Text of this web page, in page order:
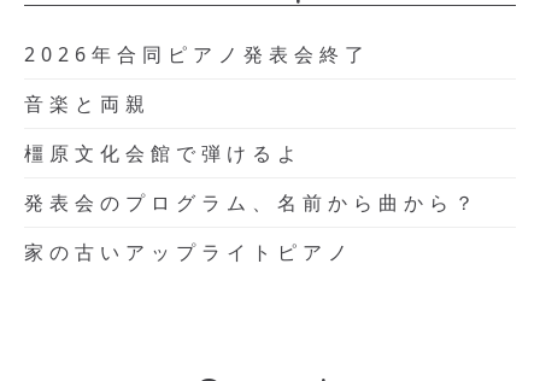
2026年合同ピアノ発表会終了
音楽と両親
橿原文化会館で弾けるよ
発表会のプログラム、名前から曲から？
家の古いアップライトピアノ